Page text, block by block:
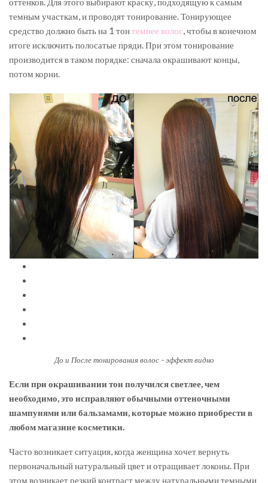
темным участкам, и проводят тонирование. Тонирующее
средство должно быть на 1 тонтемнее волос, чтобы в конечном
итоге исключить полосатые пряди. При этом тонирование
производится в таком порядке: сначала окрашивают концы,
потом корни.
До и После тонирования волос - эффект видно
Если при окрашивании тон получился светлее, чем
необходимо, это исправляют обычными оттеночными
шампунями или бальзамами, которые можно приобрести в
любом магазине косметики.
Часто возникает ситуация, когда женщина хочет вернуть
первоначальный натуральный цвет и отращивает локоны. При
этом возникает резкий контраст между натуральными темными